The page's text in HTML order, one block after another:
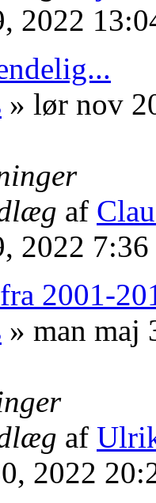
2022
» lør nov
af
2022 7:36
2001-
» man maj
af
2022